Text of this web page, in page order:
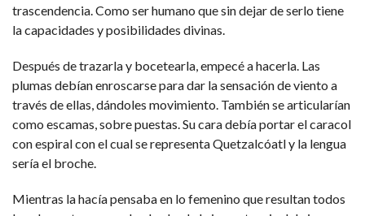
trascendencia. Como ser humano que sin dejar de serlo tiene
la capacidades y posibilidades divinas.
Después de trazarla y bocetearla, empecé a hacerla. Las
plumas debían enroscarse para dar la sensación de viento a
través de ellas, dándoles movimiento. También se articularían
como escamas, sobre puestas. Su cara debía portar el caracol
con espiral con el cual se representa Quetzalcóatl y la lengua
sería el broche.
Mientras la hacía pensaba en lo femenino que resultan todos